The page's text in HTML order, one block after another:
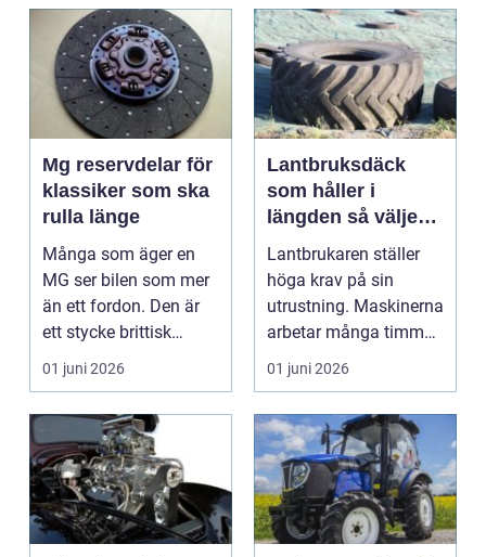
Mg reservdelar för
klassiker som ska
rulla länge
Många som äger en
MG ser bilen som mer
än ett fordon. Den är
ett stycke brittisk
bilhistoria, en hob...
01 juni 2026
Lantbruksdäck
som håller i
längden så väljer
du rätt
Lantbrukaren ställer
höga krav på sin
utrustning. Maskinerna
arbetar många timmar,
ofta i tuff miljö...
01 juni 2026